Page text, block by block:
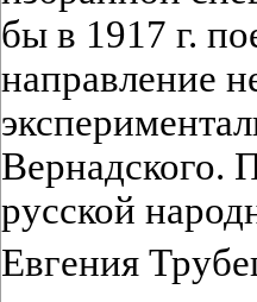
бы в 1917 г.
направление
Вернадского.
русской
Евгения